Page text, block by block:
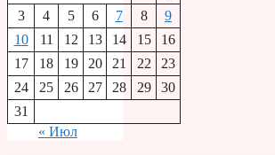
3
4 5 6 7 8
9
10
11 12 13 14 15
16
17
18 19 20 21 22
23
24
25 26 27 28 29
30
31
« Июл